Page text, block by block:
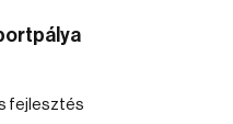
fejlesztés